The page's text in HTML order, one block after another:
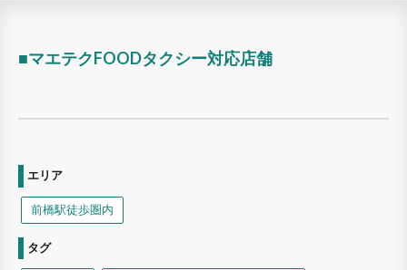
■マエテクFOODタクシー対応店舗
エリア
前橋駅徒歩圏内
タグ